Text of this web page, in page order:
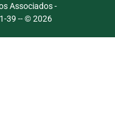
Associados -
39 -- © 2026